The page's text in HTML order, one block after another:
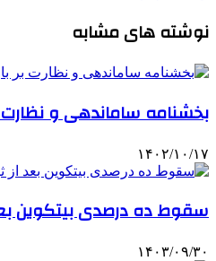
نوشته های مشابه
بخشنامه ساماندهی و نظارت بر
۱۴۰۲/۱۰/۱۷
سقوط ده درصدی بیتکوین
۱۴۰۳/۰۹/۳۰